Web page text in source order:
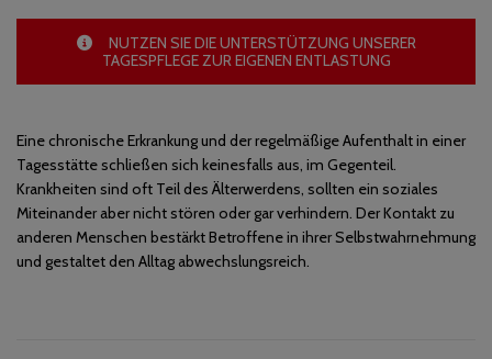
NUTZEN SIE DIE UNTERSTÜTZUNG UNSERER
TAGESPFLEGE ZUR EIGENEN ENTLASTUNG
Eine chronische Erkrankung und der regelmäßige Aufenthalt in einer
Tagesstätte schließen sich keinesfalls aus, im Gegenteil.
Krankheiten sind oft Teil des Älterwerdens, sollten ein soziales
Miteinander aber nicht stören oder gar verhindern. Der Kontakt zu
anderen Menschen bestärkt Betroffene in ihrer Selbstwahrnehmung
und gestaltet den Alltag abwechslungsreich.